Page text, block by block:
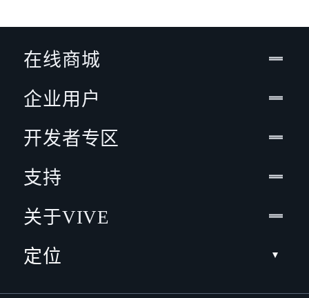
在线商城
企业用户
开发者专区
支持
关于VIVE
定位